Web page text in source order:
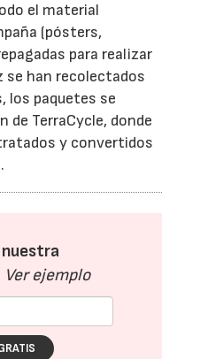
el material
(pósters,
para realizar
se han recolectados
los paquetes se
de TerraCycle, donde
y convertidos
nuestra
Ver ejemplo